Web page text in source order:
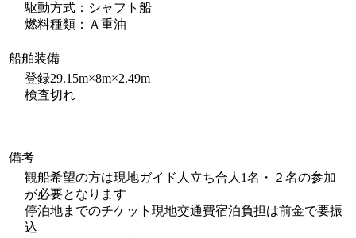
駆動方式：シャフト船
燃料種類：Ａ重油
船舶装備
登録29.15m×8m×2.49m
検査切れ
備考
観船希望の方は現地ガイド人立ち合人1名・２名の参加
が必要となります
停泊地までのチケット現地交通費宿泊負担は前金で要振
込